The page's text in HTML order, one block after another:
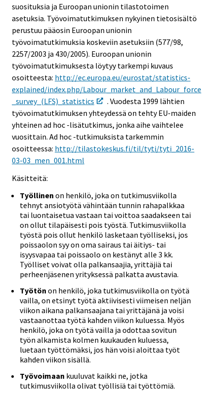
suosituksia ja Euroopan unionin tilastotoimen
asetuksia. Työvoimatutkimuksen nykyinen tietosisältö
perustuu pääosin Euroopan unionin
työvoimatutkimuksia koskeviin asetuksiin (577/98,
2257/2003 ja 430/2005). Euroopan unionin
työvoimatutkimuksesta löytyy tarkempi kuvaus
osoitteesta: http://ec.europa.eu/eurostat/statistics-
explained/index.php/Labour_market_and_Labour_force
_survey_(LFS)_statistics
. Vuodesta 1999 lähtien
työvoimatutkimuksen yhteydessä on tehty EU-maiden
yhteinen ad hoc -lisätutkimus, jonka aihe vaihtelee
vuosittain. Ad hoc -tutkimuksista tarkemmin
osoitteessa: http://tilastokeskus.fi/til/tyti/tyti_2016-
03-03_men_001.html
Käsitteitä:
Työllinen on henkilö, joka on tutkimusviikolla
tehnyt ansiotyötä vähintään tunnin rahapalkkaa
tai luontaisetua vastaan tai voittoa saadakseen tai
on ollut tilapäisesti pois työstä. Tutkimusviikolla
työstä pois ollut henkilö lasketaan työlliseksi, jos
poissaolon syy on oma sairaus tai äitiys- tai
isyysvapaa tai poissaolo on kestänyt alle 3 kk.
Työlliset voivat olla palkansaajia, yrittäjiä tai
perheenjäsenen yrityksessä palkatta avustavia.
Työtön on henkilö, joka tutkimusviikolla on työtä
vailla, on etsinyt työtä aktiivisesti viimeisen neljän
viikon aikana palkansaajana tai yrittäjänä ja voisi
vastaanottaa työtä kahden viikon kuluessa. Myös
henkilö, joka on työtä vailla ja odottaa sovitun
työn alkamista kolmen kuukauden kuluessa,
luetaan työttömäksi, jos hän voisi aloittaa työt
kahden viikon sisällä.
Työvoimaan kuuluvat kaikki ne, jotka
tutkimusviikolla olivat työllisiä tai työttömiä.